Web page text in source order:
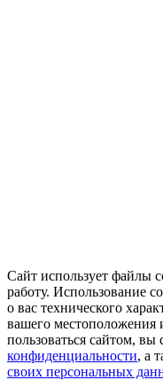
Сайт использует файлы
работу. Использование
о вас технического
вашего
пользоваться сайтом, вы
конфиденциальности, а
своих персональных